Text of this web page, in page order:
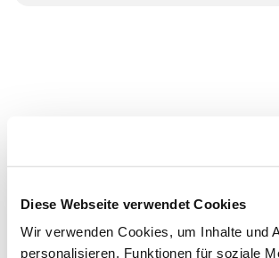
Diese Webseite verwendet Cookies
Wir verwenden Cookies, um Inhalte und
personalisieren, Funktionen für soziale